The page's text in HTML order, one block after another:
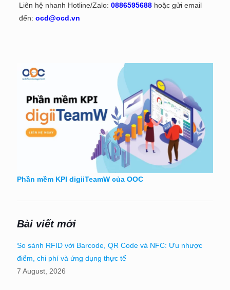
Liên hệ nhanh Hotline/Zalo: 0886595688 hoặc gửi email
đến: ocd@ocd.vn
Phần mềm KPI digiiTeamW của OOC
Bài viết mới
So sánh RFID với Barcode, QR Code và NFC: Ưu nhược
điểm, chi phí và ứng dụng thực tế
7 August, 2026